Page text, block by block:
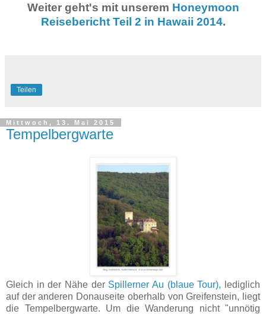
Weiter geht's mit unserem Honeymoon
Reisebericht Teil 2 in Hawaii 2014.
Teilen
Mittwoch, 13. Mai 2015
Tempelbergwarte
Gleich in der Nähe der Spillerner Au (blaue Tour), lediglich
auf der anderen Donauseite oberhalb von Greifenstein, liegt
die Tempelbergwarte. Um die Wanderung nicht "unnötig